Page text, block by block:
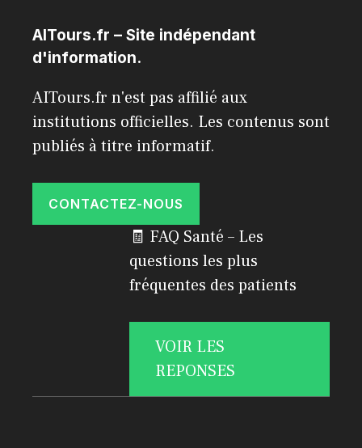
AITours.fr – Site indépendant
d'information.
AITours.fr n'est pas affilié aux
institutions officielles. Les contenus sont
publiés à titre informatif.
CONTACTEZ-NOUS
🧾 FAQ Santé – Les
questions les plus
fréquentes des patients
VOIR LES
REPONSES